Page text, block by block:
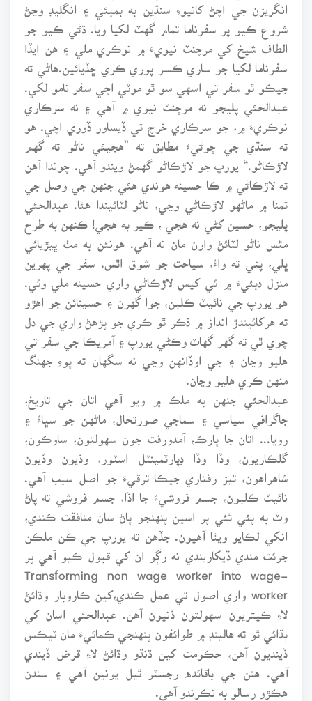
انگريزن جي اچڻ کانپوءِ سنڌين به بمبئي ۽ انگليڊ وڃڻ
شروع ڪيو پر سفرناما تمام گهٽ لکيا ويا. ڌڻي ڪيو جو
الطاف شيخ کي مرچنٽ نيويءَ ۾ نوڪري ملي ۽ هن ايڏا
سفرناما لکيا جو ساري ڪسر پوري ڪري ڇڏيائين.هاڻي ته
جيڪو ٿو سفر تي اسهي سو ٿو موٽي اچي سفر نامو لکي.
عبدالحئي پليجو نه مرچنٽ نيوي ۾ آهي ۽ نه سرڪاري
نوڪريءَ ۾، جو سرڪاري خرچ تي ڏيساور ڏوري اچي. هو
ته سنڌي جي چوڻيءَ مطابق ته ”هجيئي ناڻو ته گهم
لاڙڪاڻو.“ يورپ جو لاڙڪاڻو گهمڻ ويندو آهي. چوندا آهن
ته لاڙڪاڻي ۾ ڪا حسينه هوندي هئي جنهن جي وصل جي
تمنا ۾ ماڻهو لاڙڪاڻي وڃي، ناڻو لٽائيندا هئا. عبدالحئي
پليجو، حسين کڻي نه هجي ، ڪير به هجي! ڪنهن به طرح
مٿس ناڻو لٽائڻ وارن مان نه آهي. هونئن به مٺ ڀيڙيائي
ڀلي، پٽي ته واءُ، سياحت جو شوق اٿس. سفر جي پهرين
منزل دبئيءَ ۾ ئي کيس لاڙڪاڻي واري حسينه ملي وئي.
هو يورپ جي نائيٽ ڪلبن، جوا گهرن ۽ حسينائن جو اهڙو
ته هرکائيندڙ انداز ۾ ذڪر ٿو ڪري جو پڙهڻ واري جي دل
چوي ٿي ته گهر گهاٽ وڪڻي يورپ ۽ آمريڪا جي سفر تي
هليو وڃان ۽ جي اوڏانهن وڃي نه سگهان ته پوءِ جهنگ
منهن ڪري هليو وڃان.
عبدالحئي جنهن به ملڪ ۾ ويو آهي اتان جي تاريخ،
جاگرافي سياسي ۽ سماجي صورتحال، ماڻهن جو سڀاءُ ۽
رويا... اتان جا پارڪ، آمدورفت جون سهولتون، ساوڪون،
گلڪاريون، وڏا وڏا ڊپارٽمينٽل اسٽور، وڏيون وڏيون
شاهراهون، تيز رفتاري جيڪا ترقيءَ جو اصل سبب آهي.
نائيٽ ڪلبون، جسم فروشيءَ جا اڏا، جسم فروشي ته پاڻ
وٽ به پئي ٿئي پر اسين پنهنجو پاڻ سان منافقت ڪندي،
انکي لڪايو ويٺا آهيون. جڏهن ته يورپ جي ڪن ملڪن
جرئت مندي ڏيکاريندي نه رڳو ان کي قبول ڪيو آهي پر
Transforming non wage worker into wage-
worker واري اصول تي عمل ڪندي،کين ڪاروبار وڌائڻ
لاءِ ڪيتريون سهولتون ڏنيون آهن. عبدالحئي اسان کي
ٻڌائي ٿو ته هالينڊ ۾ طوائفون پنهنجي ڪمائيءَ مان ٽيڪس
ڏينديون آهن، حڪومت کين ڌنڌو وڌائڻ لاءِ قرض ڏيندي
آهي. هنن جي باقائده رجسٽر ٿيل يونين آهي ۽ سندن
هڪڙو رسالو به نڪرندو آهي.